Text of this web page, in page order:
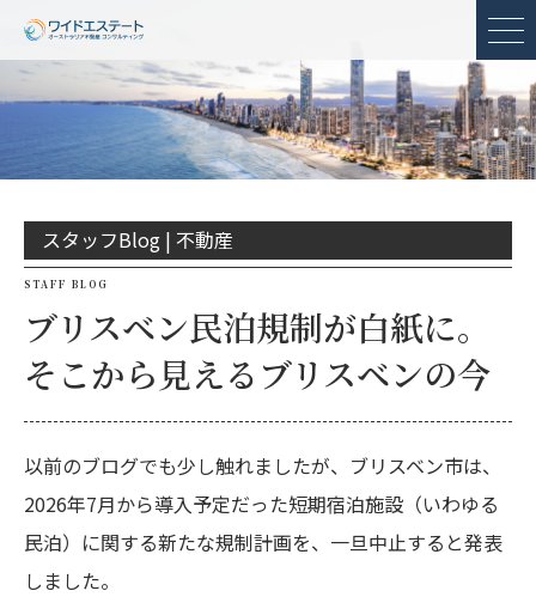
メ
スタッフBlog | 不動産
STAFF BLOG
ブリスベン民泊規制が白紙に。
そこから見えるブリスベンの今
以前のブログでも少し触れましたが、ブリスベン市は、
2026年7月から導入予定だった短期宿泊施設（いわゆる
民泊）に関する新たな規制計画を、一旦中止すると発表
しました。